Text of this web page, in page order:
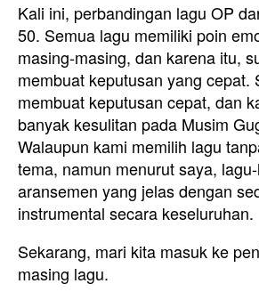
Kali ini, perbandingan lagu OP
50. Semua lagu memiliki poin
masing-masing, dan karena itu,
membuat keputusan yang cepat.
membuat keputusan cepat, dan
banyak kesulitan pada Musim
Walaupun kami memilih lagu
tema, namun menurut saya,
aransemen yang jelas dengan
instrumental secara keseluruhan.
Sekarang, mari kita masuk ke
masing lagu.